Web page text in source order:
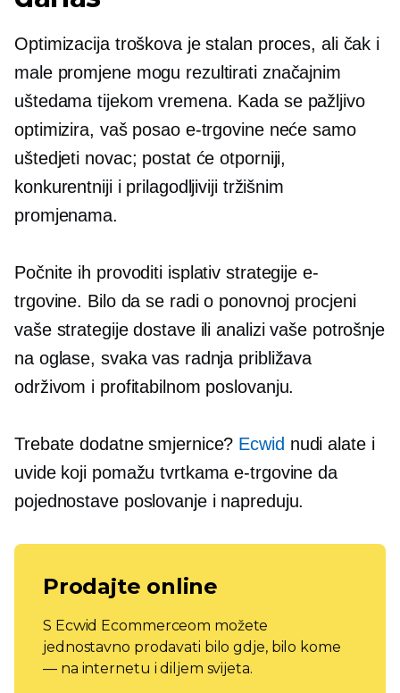
Optimizacija troškova je stalan proces, ali čak i
male promjene mogu rezultirati značajnim
uštedama tijekom vremena. Kada se pažljivo
optimizira, vaš posao e-trgovine neće samo
uštedjeti novac; postat će otporniji,
konkurentniji i prilagodljiviji tržišnim
promjenama.
Počnite ih provoditi isplativ strategije e-
trgovine. Bilo da se radi o ponovnoj procjeni
vaše strategije dostave ili analizi vaše potrošnje
na oglase, svaka vas radnja približava
održivom i profitabilnom poslovanju.
Trebate dodatne smjernice? Ecwid nudi alate i
uvide koji pomažu tvrtkama e-trgovine da
pojednostave poslovanje i napreduju.
Prodajte online
S Ecwid Ecommerceom možete
jednostavno prodavati bilo gdje, bilo kome
— na internetu i diljem svijeta.